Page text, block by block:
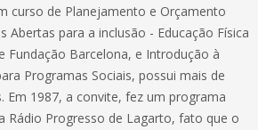
curso de Planejamento e Orçamento
Abertas para a inclusão - Educação Física
Fundação Barcelona, e Introdução à
Programas Sociais, possui mais de
Em 1987, a convite, fez um programa
Rádio Progresso de Lagarto, fato que o